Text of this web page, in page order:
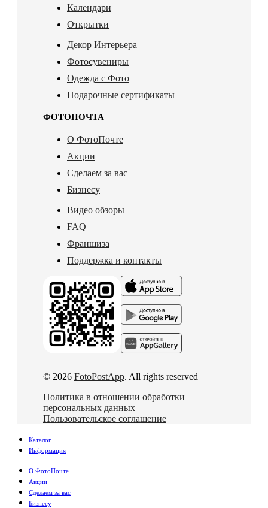
Календари
Открытки
Декор Интерьера
Фотосувениры
Одежда с Фото
Подарочные сертификаты
ФОТОПОЧТА
О ФотоПочте
Акции
Сделаем за вас
Бизнесу
Видео обзоры
FAQ
Франшиза
Поддержка и контакты
© 2026 FotoPostApp. All rights reserved
Политика в отношении обработки
персональных данных
Пользовательское соглашение
Каталог
Информация
О ФотоПочте
Акции
Сделаем за вас
Бизнесу